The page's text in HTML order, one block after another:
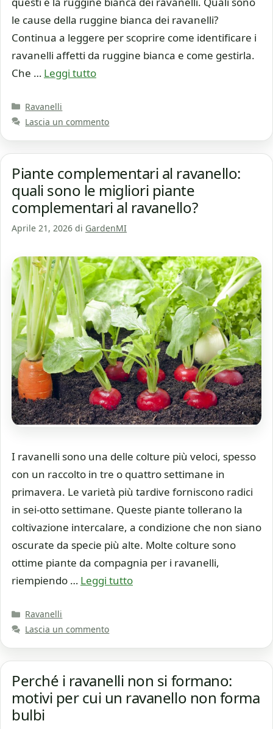
le cause della ruggine bianca dei ravanelli?
Continua a leggere per scoprire come identificare i
ravanelli affetti da ruggine bianca e come gestirla.
Che … Leggi tutto
Categorie
Ravanelli
Lascia un commento
Piante complementari al ravanello:
quali sono le migliori piante
complementari al ravanello?
Aprile 21, 2026 di GardenMI
I ravanelli sono una delle colture più veloci, spesso
con un raccolto in tre o quattro settimane in
primavera. Le varietà più tardive forniscono radici
in sei-otto settimane. Queste piante tollerano la
coltivazione intercalare, a condizione che non siano
oscurate da specie più alte. Molte colture sono
ottime piante da compagnia per i ravanelli,
riempiendo … Leggi tutto
Categorie
Ravanelli
Lascia un commento
Perché i ravanelli non si formano:
motivi per cui un ravanello non forma
bulbi